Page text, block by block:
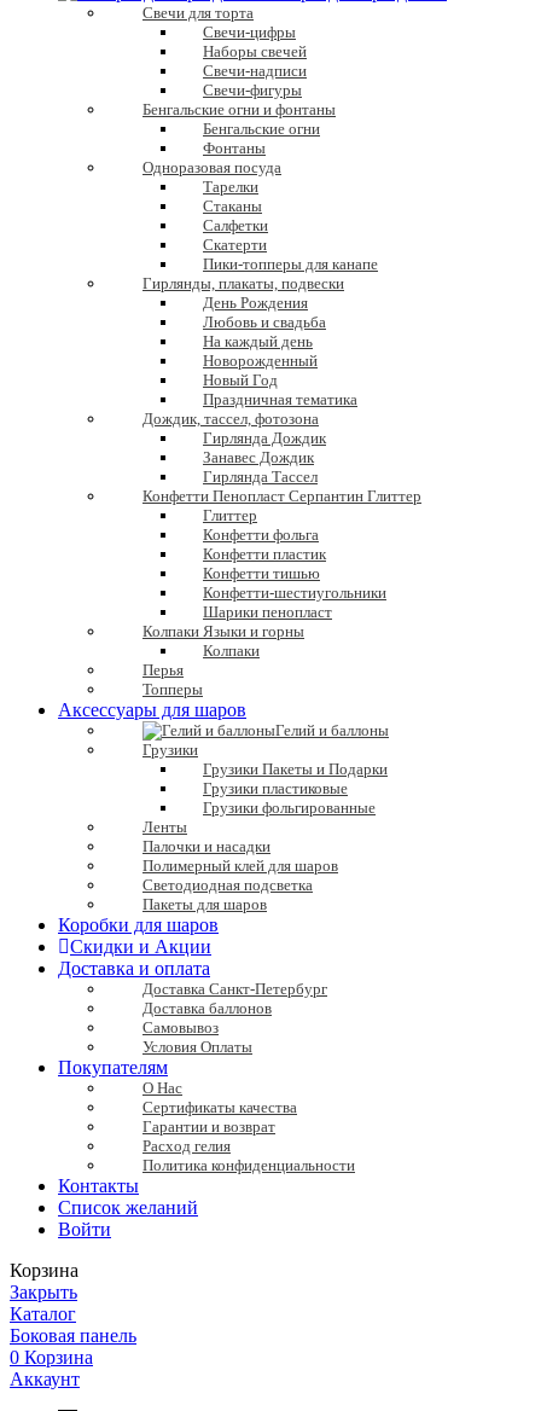
Свечи для торта
Свечи-цифры
Наборы свечей
Свечи-надписи
Свечи-фигуры
Бенгальские огни и фонтаны
Бенгальские огни
Фонтаны
Одноразовая посуда
Тарелки
Стаканы
Салфетки
Скатерти
Пики-топперы для канапе
Гирлянды, плакаты, подвески
День Рождения
Любовь и свадьба
На каждый день
Новорожденный
Новый Год
Праздничная тематика
Дождик, тассел, фотозона
Гирлянда Дождик
Занавес Дождик
Гирлянда Тассел
Конфетти Пенопласт Серпантин Глиттер
Глиттер
Конфетти фольга
Конфетти пластик
Конфетти тишью
Конфетти-шестиугольники
Шарики пенопласт
Колпаки Языки и горны
Колпаки
Перья
Топперы
Аксессуары для шаров
Гелий и баллоны
Грузики
Грузики Пакеты и Подарки
Грузики пластиковые
Грузики фольгированные
Ленты
Палочки и насадки
Полимерный клей для шаров
Светодиодная подсветка
Пакеты для шаров
Коробки для шаров
Скидки и Акции
Доставка и оплата
Доставка Санкт-Петербург
Доставка баллонов
Самовывоз
Условия Оплаты
Покупателям
О Нас
Сертификаты качества
Гарантии и возврат
Расход гелия
Политика конфиденциальности
Контакты
Список желаний
Войти
Корзина
Закрыть
Каталог
Боковая панель
0 Корзина
Аккаунт